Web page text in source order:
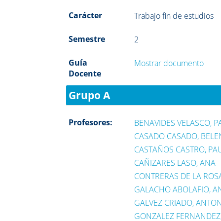
Carácter Trabajo fin de estudios
Semestre 2
Guía
Docente
Mostrar documento
Grupo A
Profesores:
BENAVIDES VELASCO,
CASADO CASADO,
CASTAÑOS CASTRO,
CAÑIZARES LASO, ANA
CONTRERAS DE LA
GALACHO ABOLAFIO,
GALVEZ CRIADO,
GONZALEZ